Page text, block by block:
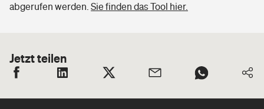
abgerufen werden. Sie finden das Tool hier.
Jetzt teilen